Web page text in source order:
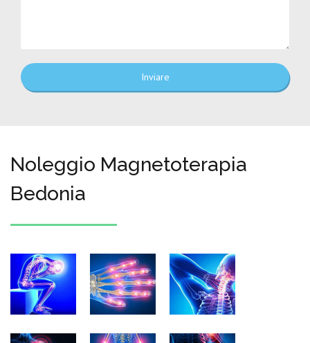
Inviare
Noleggio Magnetoterapia
Bedonia